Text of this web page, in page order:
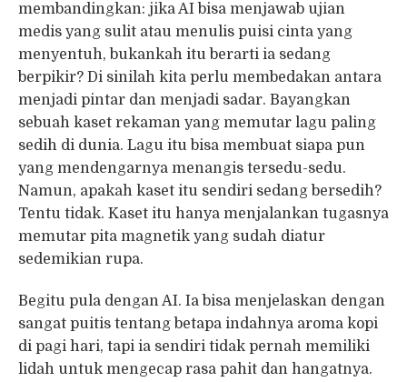
membandingkan: jika AI bisa menjawab ujian
medis yang sulit atau menulis puisi cinta yang
menyentuh, bukankah itu berarti ia sedang
berpikir? Di sinilah kita perlu membedakan antara
menjadi pintar dan menjadi sadar. Bayangkan
sebuah kaset rekaman yang memutar lagu paling
sedih di dunia. Lagu itu bisa membuat siapa pun
yang mendengarnya menangis tersedu-sedu.
Namun, apakah kaset itu sendiri sedang bersedih?
Tentu tidak. Kaset itu hanya menjalankan tugasnya
memutar pita magnetik yang sudah diatur
sedemikian rupa.
Begitu pula dengan AI. Ia bisa menjelaskan dengan
sangat puitis tentang betapa indahnya aroma kopi
di pagi hari, tapi ia sendiri tidak pernah memiliki
lidah untuk mengecap rasa pahit dan hangatnya.